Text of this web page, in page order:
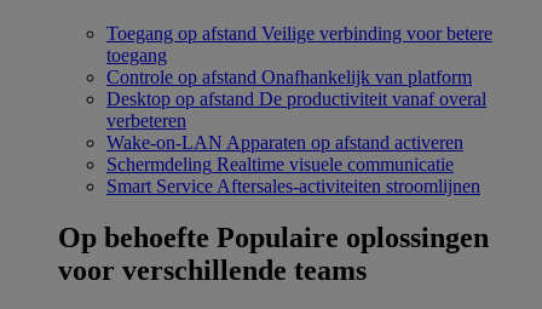
Toegang op afstand Veilige verbinding voor betere
toegang
Controle op afstand Onafhankelijk van platform
Desktop op afstand De productiviteit vanaf overal
verbeteren
Wake-on-LAN Apparaten op afstand activeren
Schermdeling Realtime visuele communicatie
Smart Service Aftersales-activiteiten stroomlijnen
Op behoefte Populaire oplossingen
voor verschillende teams